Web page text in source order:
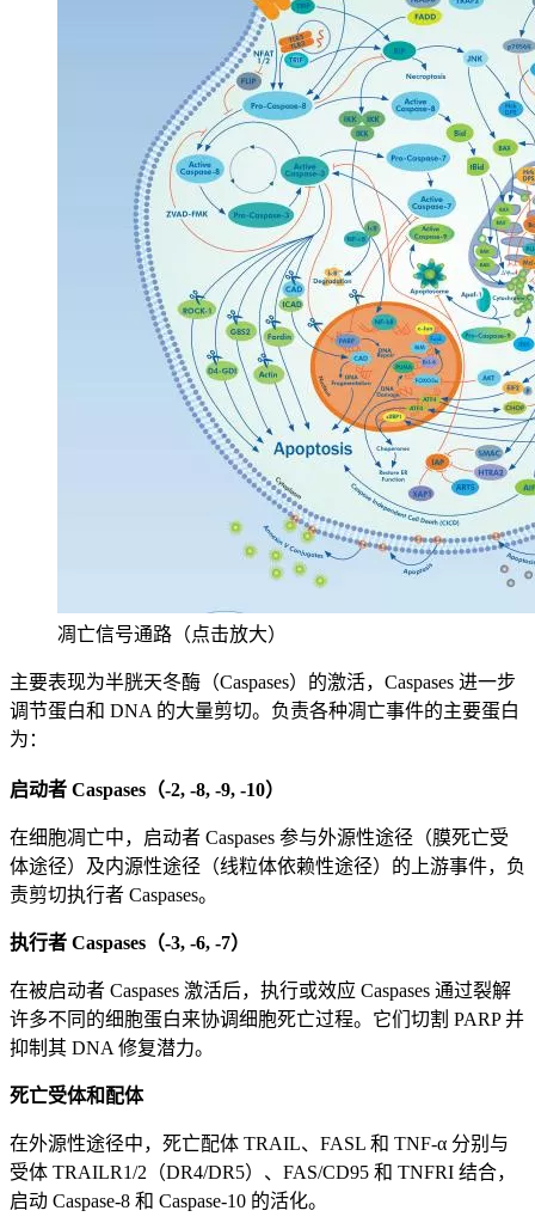
凋亡信号通路（点击放大）
主要表现为半胱天冬酶（Caspases）的激活，Caspases 进一步
调节蛋白和 DNA 的大量剪切。负责各种凋亡事件的主要蛋白
为：
启动者 Caspases（-2, -8, -9, -10）
在细胞凋亡中，启动者 Caspases 参与外源性途径（膜死亡受
体途径）及内源性途径（线粒体依赖性途径）的上游事件，负
责剪切执行者 Caspases。
执行者 Caspases（-3, -6, -7）
在被启动者 Caspases 激活后，执行或效应 Caspases 通过裂解
许多不同的细胞蛋白来协调细胞死亡过程。它们切割 PARP 并
抑制其 DNA 修复潜力。
死亡受体和配体
在外源性途径中，死亡配体 TRAIL、FASL 和 TNF-α 分别与
受体 TRAILR1/2（DR4/DR5）、FAS/CD95 和 TNFRI 结合，
启动 Caspase-8 和 Caspase-10 的活化。